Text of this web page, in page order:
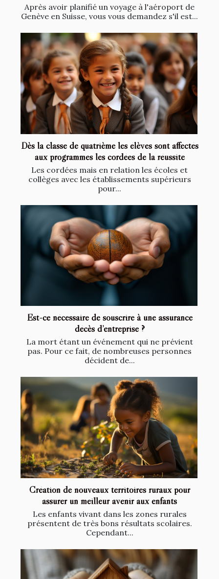
Après avoir planifié un voyage à l'aéroport de
Genève en Suisse, vous vous demandez s'il est...
Dès la classe de quatrième les élèves sont affectés
aux programmes les cordées de la réussite
Les cordées mais en relation les écoles et
collèges avec les établissements supérieurs
pour...
Est-ce nécessaire de souscrire à une assurance
décès d’entreprise ?
La mort étant un événement qui ne prévient
pas. Pour ce fait, de nombreuses personnes
décident de...
Création de nouveaux territoires ruraux pour
assurer un meilleur avenir aux enfants
Les enfants vivant dans les zones rurales
présentent de très bons résultats scolaires.
Cependant...